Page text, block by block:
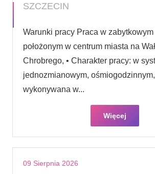
SZCZECIN
Warunki pracy Praca w
położonym w centrum miasta na
Chrobrego, • Charakter pracy: w
jednozmianowym,
wykonywana w...
Więcej
09 Sierpnia 2026